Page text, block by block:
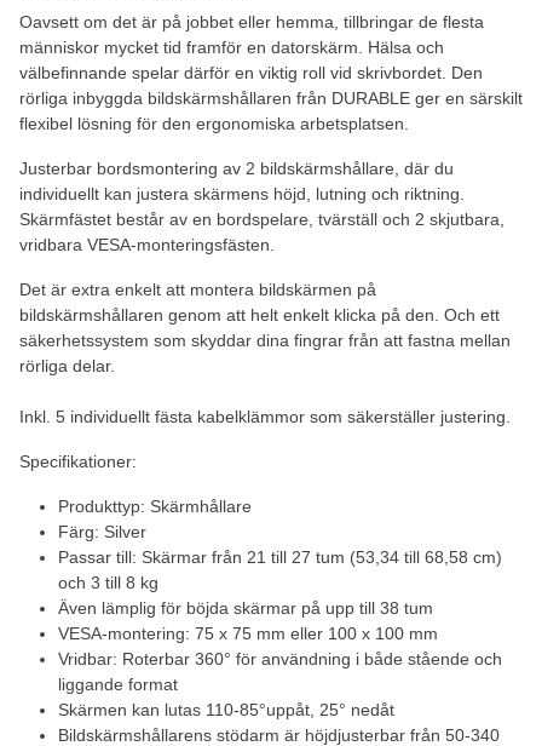
Oavsett om det är på jobbet eller hemma, tillbringar de flesta
människor mycket tid framför en datorskärm. Hälsa och
välbefinnande spelar därför en viktig roll vid skrivbordet. Den
rörliga inbyggda bildskärmshållaren från DURABLE ger en särskilt
flexibel lösning för den ergonomiska arbetsplatsen.
Justerbar bordsmontering av 2 bildskärmshållare, där du
individuellt kan justera skärmens höjd, lutning och riktning.
Skärmfästet består av en bordspelare, tvärställ och 2 skjutbara,
vridbara VESA-monteringsfästen.
Det är extra enkelt att montera bildskärmen på
bildskärmshållaren genom att helt enkelt klicka på den. Och ett
säkerhetssystem som skyddar dina fingrar från att fastna mellan
rörliga delar.
Inkl. 5 individuellt fästa kabelklämmor som säkerställer justering.
Specifikationer:
Produkttyp: Skärmhållare
Färg: Silver
Passar till: Skärmar från 21 till 27 tum (53,34 till 68,58 cm)
och 3 till 8 kg
Även lämplig för böjda skärmar på upp till 38 tum
VESA-montering: 75 x 75 mm eller 100 x 100 mm
Vridbar: Roterbar 360° för användning i både stående och
liggande format
Skärmen kan lutas 110-85°uppåt, 25° nedåt
Bildskärmshållarens stödarm är höjdjusterbar från 50-340